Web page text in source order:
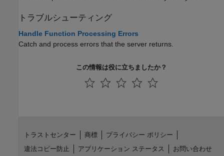
トラブルシューティング
Handle Function Processing Errors
Catch and process errors that the server returns.
この情報は役に立ちましたか？
トラストセンター 商標
プライバシー ポリシー
違法コピー防止
アプリケーション ステータス お問い合わせ